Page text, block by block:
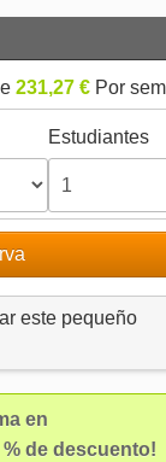
231,27 € Por
Estudiantes
este pequeño
en
de descuento!